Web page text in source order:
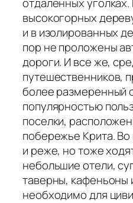
высокогорных
и в изолированных
пор не проложены
дороги. И все же,
путешественников,
более размеренный
популярностью
поселки,
побережье Крита. Во
и реже, но тоже
небольшие отели,
таверны, кафеньоны
необходимо для